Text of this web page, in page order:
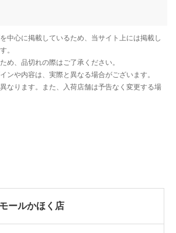
ールかほく店